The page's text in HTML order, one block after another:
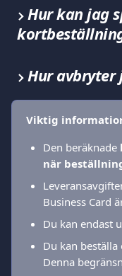
Hur kan jag
Hur avbryter
Viktig
Den beräknade
när
Business Card
Du kan endast
Du kan
Denna